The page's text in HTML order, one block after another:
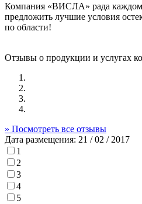
Компания «ВИСЛА» рада
предложить лучшие условия
по области!
Отзывы о продукции и услугах
» Посмотреть все отзывы
Дата размещения: 21 / 02 / 2017
1
2
3
4
5